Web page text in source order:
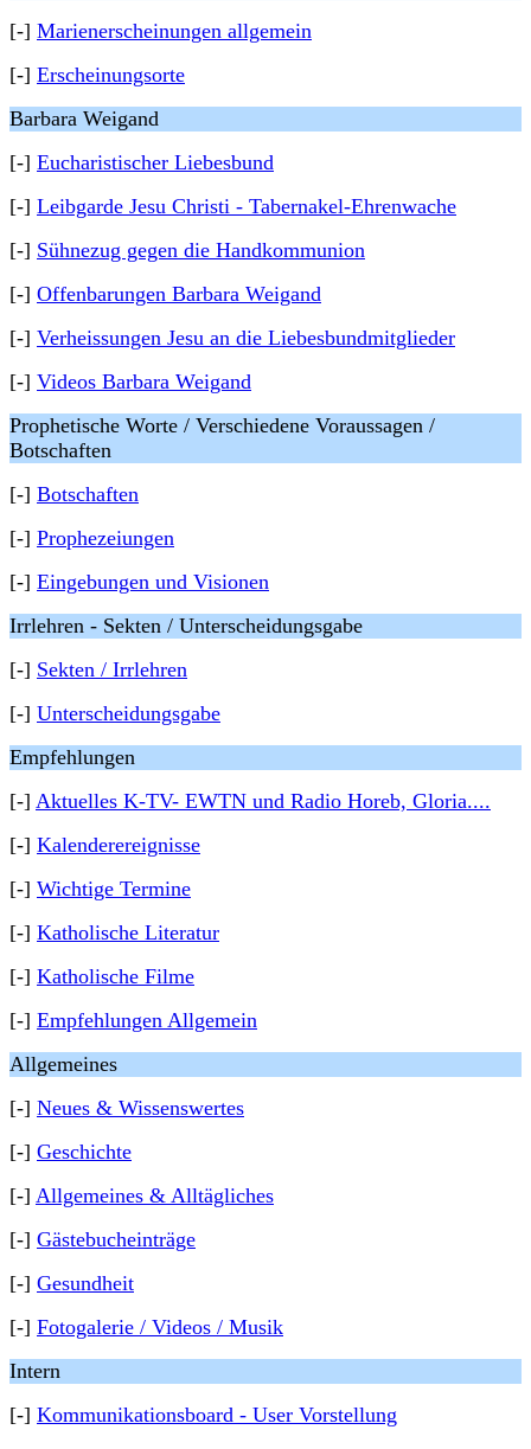
[-] Marienerscheinungen allgemein
[-] Erscheinungsorte
Barbara Weigand
[-] Eucharistischer Liebesbund
[-] Leibgarde Jesu Christi - Tabernakel-Ehrenwache
[-] Sühnezug gegen die Handkommunion
[-] Offenbarungen Barbara Weigand
[-] Verheissungen Jesu an die Liebesbundmitglieder
[-] Videos Barbara Weigand
Prophetische Worte / Verschiedene Voraussagen /
Botschaften
[-] Botschaften
[-] Prophezeiungen
[-] Eingebungen und Visionen
Irrlehren - Sekten / Unterscheidungsgabe
[-] Sekten / Irrlehren
[-] Unterscheidungsgabe
Empfehlungen
[-] Aktuelles K-TV- EWTN und Radio Horeb, Gloria....
[-] Kalenderereignisse
[-] Wichtige Termine
[-] Katholische Literatur
[-] Katholische Filme
[-] Empfehlungen Allgemein
Allgemeines
[-] Neues & Wissenswertes
[-] Geschichte
[-] Allgemeines & Alltägliches
[-] Gästebucheinträge
[-] Gesundheit
[-] Fotogalerie / Videos / Musik
Intern
[-] Kommunikationsboard - User Vorstellung